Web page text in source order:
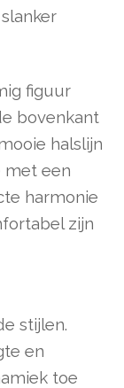
figuur
bovenkant
halslijn
met een
harmonie
zijn
stijlen.
en
toe